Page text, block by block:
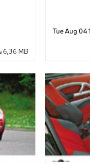
6,36 MB
Tue Aug 04